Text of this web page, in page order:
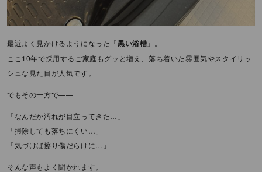
最近よく見かけるようになった「黒い浴槽 」。
ここ10年で採用するご家庭もグッと増え、落ち着いた雰囲気やスタイリッ
シュな見た目が人気です。
でもその一方で——
「なんだか汚れが目立ってきた…」
「掃除しても落ちにくい…」
「気づけば擦り傷だらけに…」
そんな声もよく聞かれます。